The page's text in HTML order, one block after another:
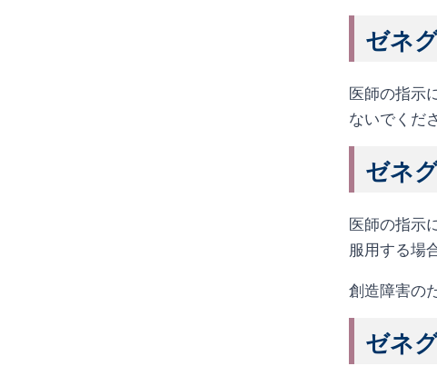
ゼネ
医師の指示
ないでくだ
ゼネ
医師の指示
服用する場
創造障害の
ゼネ